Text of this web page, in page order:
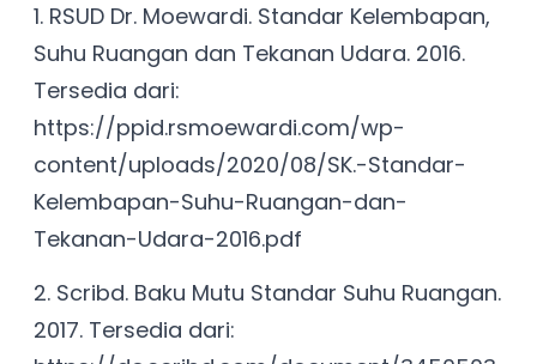
1. RSUD Dr. Moewardi. Standar Kelembapan,
Suhu Ruangan dan Tekanan Udara. 2016.
Tersedia dari:
https://ppid.rsmoewardi.com/wp-
content/uploads/2020/08/SK.-Standar-
Kelembapan-Suhu-Ruangan-dan-
Tekanan-Udara-2016.pdf
2. Scribd. Baku Mutu Standar Suhu Ruangan.
2017. Tersedia dari: